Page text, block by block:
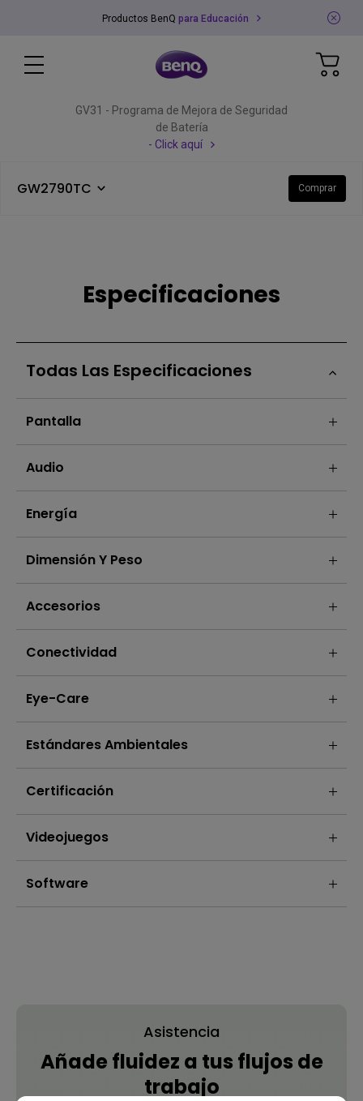
Productos BenQ para Educación
GV31 - Programa de Mejora de Seguridad
de Batería
- Click aquí
GW2790TC Comprar
Especificaciones
Todas Las Especificaciones
Pantalla
Audio
Energía
Dimensión Y Peso
Accesorios
Conectividad
Eye-Care
Estándares Ambientales
Certificación
Videojuegos
Software
Asistencia
Añade fluidez a tus flujos de
trabajo